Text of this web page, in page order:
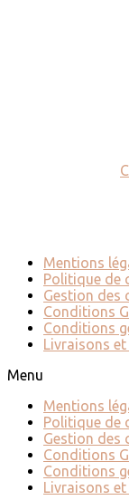
Mentions
Politique de
Gestion des
Conditions
Conditions
Livraisons
Menu
Mentions
Politique de
Gestion des
Conditions
Conditions
Livraisons